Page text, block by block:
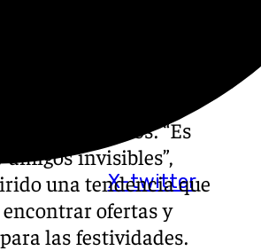
X-twitter
lideran-la-demanda-
el evento
algunos regalos. “Es
amigos invisibles”,
una tendencia que
encontrar ofertas y
las festividades.